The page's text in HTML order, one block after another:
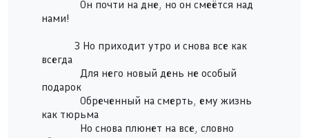
Он почти на дне, но он смеётся над
нами!
3 Но приходит утро и снова все как
всегда
Для него новый день не особый
подарок
Обреченный на смерть, ему жизнь
как тюрьма
Но снова плюнет на все, словно